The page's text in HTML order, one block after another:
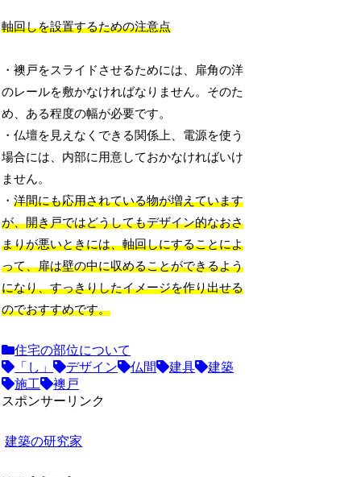
軸回しを設置するための注意点
・襖戸をスライドさせるためには、扉角の洋
のレールを敷かなければなりません。そのた
め、ある程度の幅が必要です。
・仏壇を見えなくできる関係上、電源を使う
場合には、内部に用意しておかなければいけ
ません。
・洋間にも応用されている物が増えています
が、開き戸ではどうしてもデザイン的なおさ
まりが悪いときには、軸回しにすることによ
って、扉は壁の中に収めることができるよう
になり、すっきりしたイメージを作り出せる
のでおすすめです。
住宅の部位について
「し」
デザイン 仏間 建具
建築
施工
襖戸
スポンサーリンク
建築の研究家